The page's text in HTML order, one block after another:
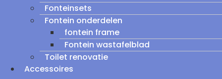
Fonteinsets
Fontein onderdelen
fontein frame
Fontein wastafelblad
Toilet renovatie
Accessoires